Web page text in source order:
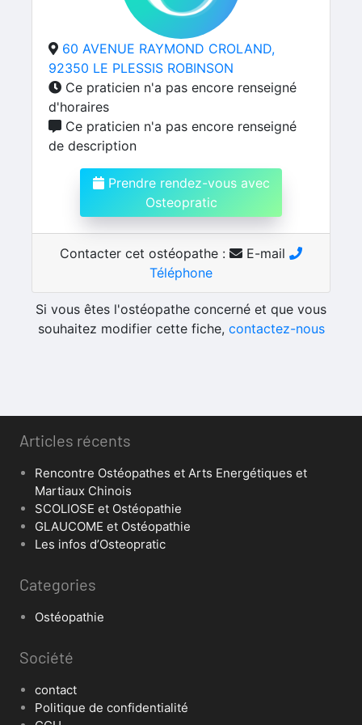
60 AVENUE RAYMOND CROLAND,
92350 LE PLESSIS ROBINSON
Ce praticien n'a pas encore renseigné
d'horaires
Ce praticien n'a pas encore renseigné
de description
Prendre rendez-vous avec
Osteopratic
Contacter cet ostéopathe :
E-mail
Téléphone
Si vous êtes l'ostéopathe concerné et que vous
souhaitez modifier cette fiche, contactez-nous
Articles récents
Rencontre Ostéopathes et Arts Energétiques et
Martiaux Chinois
SCOLIOSE et Ostéopathie
GLAUCOME et Ostéopathie
Les infos d’Osteopratic
Categories
Ostéopathie
Société
contact
Politique de confidentialité